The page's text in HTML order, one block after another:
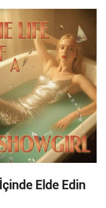
Elde Edin